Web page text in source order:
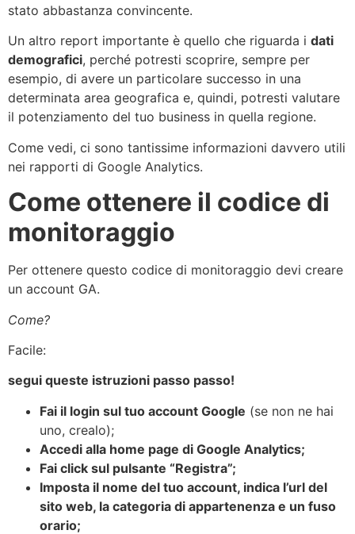
stato abbastanza convincente.
Un altro report importante è quello che riguarda i dati
demografici, perché potresti scoprire, sempre per
esempio, di avere un particolare successo in una
determinata area geografica e, quindi, potresti valutare
il potenziamento del tuo business in quella regione.
Come vedi, ci sono tantissime informazioni davvero utili
nei rapporti di Google Analytics.
Come ottenere il codice di
monitoraggio
Per ottenere questo codice di monitoraggio devi creare
un account GA.
Come?
Facile:
segui queste istruzioni passo passo!
Fai il login sul tuo account Google (se non ne hai
uno, crealo);
Accedi alla home page di Google Analytics;
Fai click sul pulsante “Registra”;
Imposta il nome del tuo account, indica l’url del
sito web, la categoria di appartenenza e un fuso
orario;